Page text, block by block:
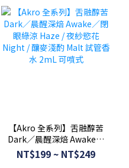
【Akro 全系列】舌融醇苦
Dark／晨醒深焙 Awake／
閉眼綠涼 Haze / 夜紗慾花
Night / 釀麥淺酌 Malt 試
NT$199 ~ NT$249